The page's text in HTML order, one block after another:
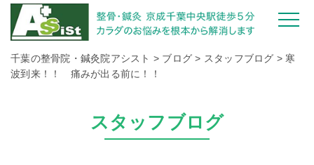
千葉の整骨院・鍼灸院アシスト > ブログ > スタッフブログ > 寒
波到来！！ 痛みが出る前に！！
スタッフブログ